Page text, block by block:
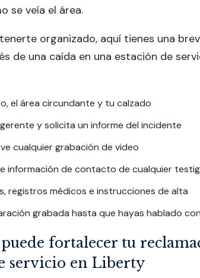
se veía el área.
organizado, aquí tienes una
de una caída en una estación de
el área circundante y tu calzado
y solicita un informe del incidente
cualquier grabación de video
información de contacto de cualquier
registros médicos e instrucciones de alta
grabada hasta que hayas hablado
fortalecer tu
servicio en Liberty